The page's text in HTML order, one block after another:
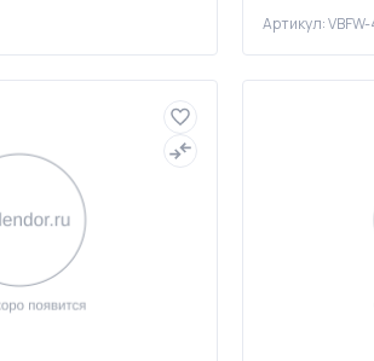
Артикул: VBFW-